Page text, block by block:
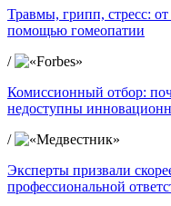
Травмы, грипп, стресс: от
помощью гомеопатии
/
Комиссионный отбор:
недоступны
/
Эксперты призвали
профессиональной